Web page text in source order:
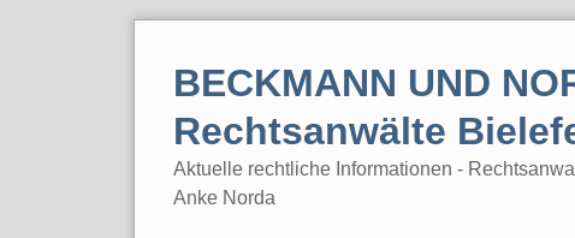
BECKMANN UND
Rechtsanwälte
Aktuelle rechtliche Informationen -
Anke Norda